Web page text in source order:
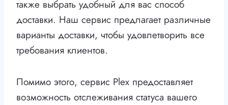
также выбрать удобный для вас способ
доставки. Наш сервис предлагает различные
варианты доставки, чтобы удовлетворить все
требования клиентов.
Помимо этого, сервис Plex предоставляет
возможность отслеживания статуса вашего